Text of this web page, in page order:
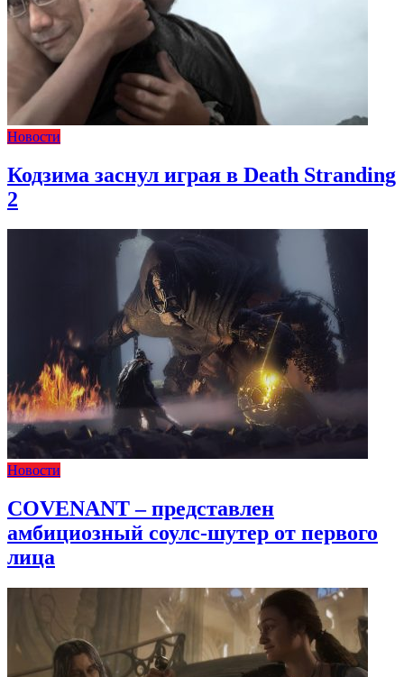
Новости
Кодзима заснул играя в Death Stranding
2
Новости
COVENANT – представлен
амбициозный соулс-шутер от первого
лица